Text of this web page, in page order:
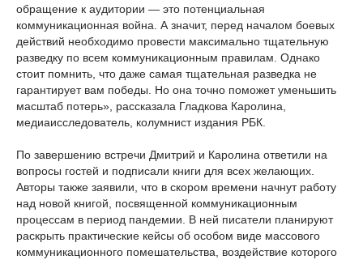
обращение к аудитории — это потенциальная
коммуникационная война. А значит, перед началом боевых
действий необходимо провести максимально тщательную
разведку по всем коммуникационным правилам. Однако
стоит помнить, что даже самая тщательная разведка не
гарантирует вам победы. Но она точно поможет уменьшить
масштаб потерь», рассказала Гладкова Каролина,
медиаисследователь, колумнист издания РБК.
По завершению встречи Дмитрий и Каролина ответили на
вопросы гостей и подписали книги для всех желающих.
Авторы также заявили, что в скором времени начнут работу
над новой книгой, посвященной коммуникационным
процессам в период пандемии. В ней писатели планируют
раскрыть практические кейсы об особом виде массового
коммуникационного помешательства, воздействие которого